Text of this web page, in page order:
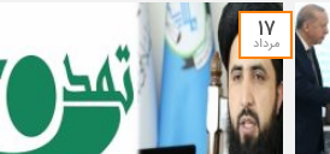
۱۷
مرداد